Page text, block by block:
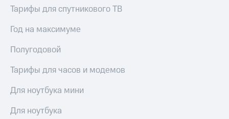
Тарифы для спутникового ТВ
Год на максимуме
Полугодовой
Тарифы для часов и модемов
Для ноутбука мини
Для ноутбука